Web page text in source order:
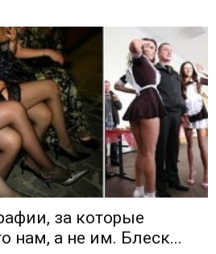
за которые
нам, а не им. Блеск...